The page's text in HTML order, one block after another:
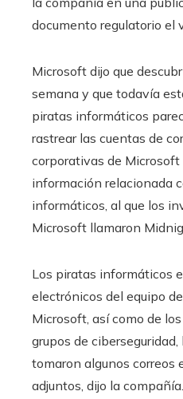
documento regulatorio el
Microsoft dijo que
semana y que todavía
piratas informáticos
rastrear las cuentas de
corporativas de Microsoft
información relacionada
informáticos, al que los
Microsoft llamaron
Los piratas informáticos
electrónicos del equipo
Microsoft, así como de
grupos de
tomaron algunos correos
adjuntos, dijo la